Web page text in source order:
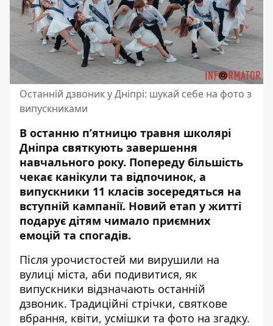
Останній дзвоник у Дніпрі: шукай себе на фото з
випускниками
В останню п’ятницю травня школярі
Дніпра святкують завершення
навчального року. Попереду більшість
чекає канікули та відпочинок, а
випускники 11 класів зосередяться на
вступній кампанії. Новий етап у житті
подарує дітям чимало приємних
емоцій та спогадів.
Після урочистостей ми вирушили на
вулиці міста, аби подивитися, як
випускники відзначають останній
дзвоник. Традиційні стрічки, святкове
вбрання, квіти, усмішки та фото на згадку.